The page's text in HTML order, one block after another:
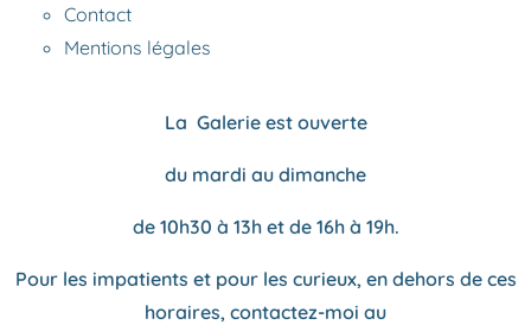
Contact
Mentions légales
La Galerie est ouverte
du mardi au dimanche
de 10h30 à 13h et de 16h à 19h.
Pour les impatients et pour les curieux, en dehors de ces
horaires, contactez-moi au